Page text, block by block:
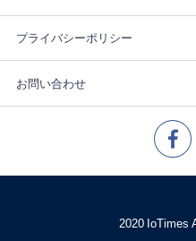
プライバシーポリシー
お問い合わせ
© 2020 IoTimes